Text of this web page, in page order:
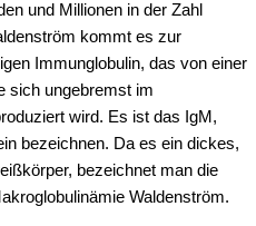
und Millionen in der Zahl
kommt es zur
Immunglobulin, das von einer
sich ungebremst im
wird. Es ist das IgM,
bezeichnen. Da es ein dickes,
bezeichnet man die
Waldenström.